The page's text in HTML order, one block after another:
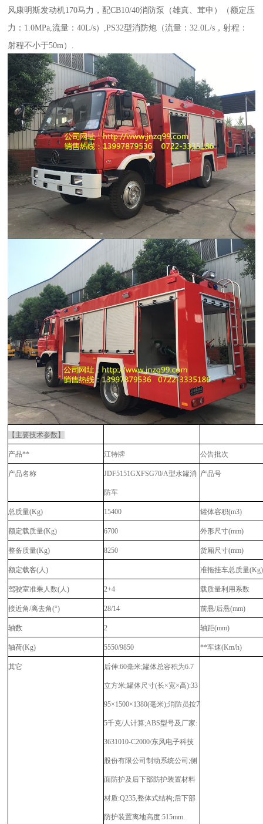
风康明斯发动机170马力，配CB10/40消防泵（雄真、茸申）（额定压
力：1.0MPa,流量：40L/s）,PS32型消防炮（流量：32.0L/s，射程：
射程不小于50m）.
【主要技术参数】
产品** 江特牌 公告批次
产品名称 JDF5151GXFSG70/A型水罐消
防车
产品号
总质量(Kg) 15400 罐体容积(m3)
额定载质量(Kg) 6700 外形尺寸(mm)
整备质量(Kg) 8250 货厢尺寸(mm)
额定载客(人) 准拖挂车总质量(Kg)
驾驶室准乘人数(人) 2+4 载质量利用系数
接近角/离去角(°) 28/14 前悬/后悬(mm)
轴数 2 轴距(mm)
轴荷(Kg) 5550/9850 **车速(Km/h)
其它 后伸:60毫米;罐体总容积为6.7
立方米;罐体尺寸(长×宽×高):33
95×1500×1380(毫米);消防员按7
5千克/人计算;ABS型号及厂家:
3631010-C2000/东风电子科技
股份有限公司制动系统公司;侧
面防护及后下部防护装置材料
材质:Q235,整体式结构;后下部
防护装置离地高度:515mm.